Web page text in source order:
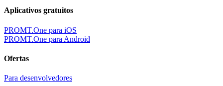
Aplicativos gratuitos
PROMT.One para iOS
PROMT.One para Android
Ofertas
Para desenvolvedores